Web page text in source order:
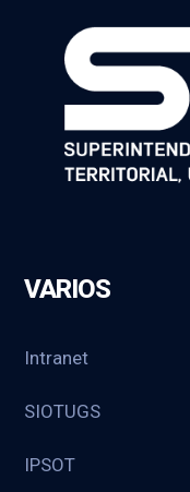
VARIOS
Intranet
SIOTUGS
IPSOT